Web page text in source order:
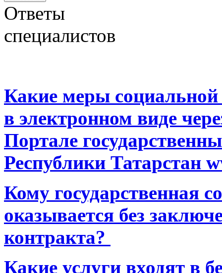
Ответы
специалистов
Какие меры
в электронном виде
Портале
Республики Татарстан
Кому государственная
оказывается без
контракта?
Какие услуги входят в